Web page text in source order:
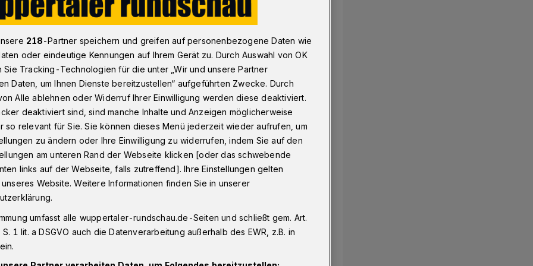
- Oberbarmen Feuerwehr Wuppertal muss abgebrochenen Ast entfernen
Ast entfernen
in Oberbarmen drohte am
ein Ast eines großen Baumes auf
fallen.
218-Partner speichern und greifen auf personenbezogene Daten wie
oder eindeutige Kennungen auf Ihrem Gerät zu. Durch Auswahl von OK
Sie Tracking-Technologien für die unter „Wir und unsere Partner
Daten, um Ihnen Dienste bereitzustellen“ aufgeführten Zwecke. Durch
Alle ablehnen oder Widerruf Ihrer Einwilligung werden diese deaktiviert.
deaktiviert sind, sind manche Inhalte und Anzeigen möglicherweise
so relevant für Sie. Sie können dieses Menü jederzeit wieder aufrufen, um
zu ändern oder Ihre Einwilligung zu widerrufen, indem Sie auf den
am unteren Rand der Webseite klicken [oder das schwebende
links auf der Webseite, falls zutreffend]. Ihre Einstellungen gelten
Website. Weitere Informationen finden Sie in unserer
umfasst alle wuppertaler-rundschau.de-Seiten und schließt gem. Art.
1 lit. a DSGVO auch die Datenverarbeitung außerhalb des EWR, z.B. in